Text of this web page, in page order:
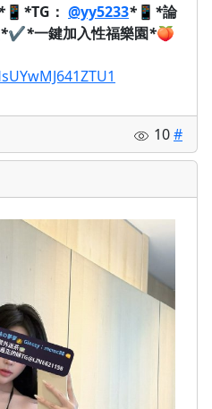
📱 *TG： @yy5233* 📱 *論
*✔️*一鍵加入性福樂園*🍑
10#